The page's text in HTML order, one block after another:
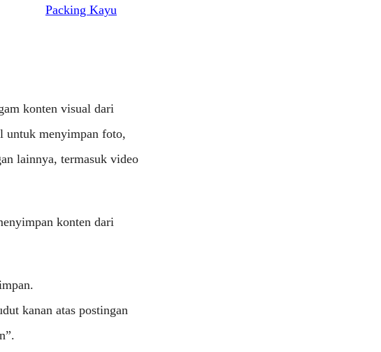
Packing Kayu
konten visual dari
untuk menyimpan foto,
lainnya, termasuk video
konten dari
kanan atas postingan